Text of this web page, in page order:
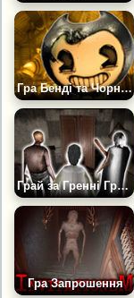
Гра Бенді та Чорнильна Машина
Грай за Гренні Грендпа Або Слендріну
Гра Запрошення